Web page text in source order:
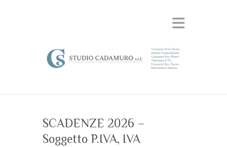
SCADENZE 2026 –
Soggetto P.IVA, IVA